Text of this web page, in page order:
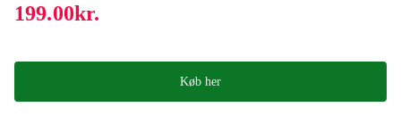
199.00kr.
Køb her